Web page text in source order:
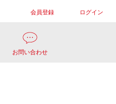
会員登録 ログイン
お問い合わせ